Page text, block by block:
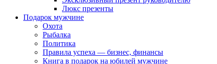
Люкс презенты
Подарок мужчине
Охота
Рыбалка
Политика
Правила успеха — бизнес, финансы
Книга в подарок на юбилей мужчине